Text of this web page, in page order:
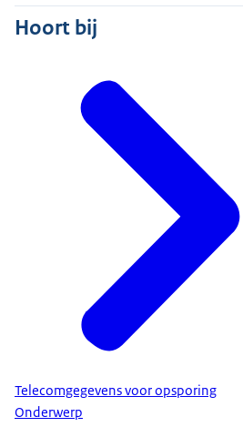
Hoort bij
Telecomgegevens voor opsporing
Onderwerp